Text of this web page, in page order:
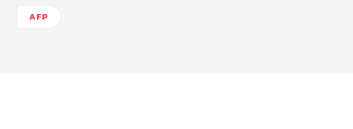
AFP